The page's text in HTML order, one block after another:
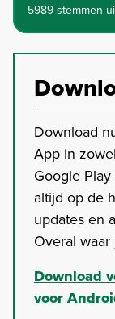
5989 stemmen
Download
App in
Google
altijd op de
updates en
Overal
Download
voor